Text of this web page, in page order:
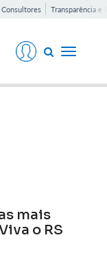
Consultores Transparência e
Toggle
mais
o RS